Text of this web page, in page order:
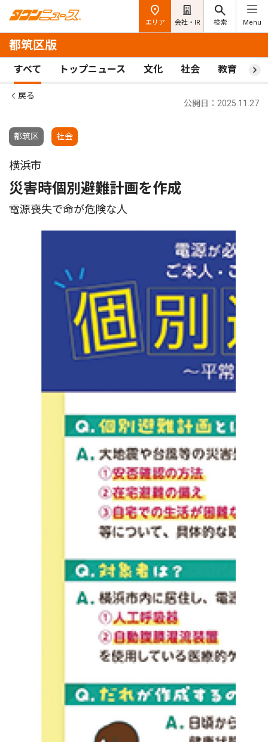
エリア 会社・IR 検索 Menu
都筑区版
すべて トップニュース 文化 社会 教育 ス
戻る
都筑区 社会
公開日：2025.11.27
横浜市
災害時個別避難計画を作成
電源喪失で命が危険な人